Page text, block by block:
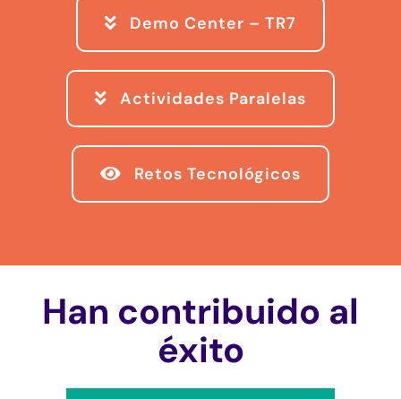
Demo Center – TR7
Actividades Paralelas
Retos Tecnológicos
Han contribuido al
éxito